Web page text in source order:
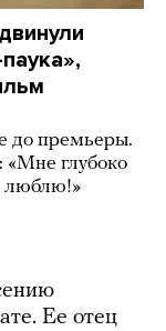
до премьеры.
глубоко
люблю!»
Ее отец